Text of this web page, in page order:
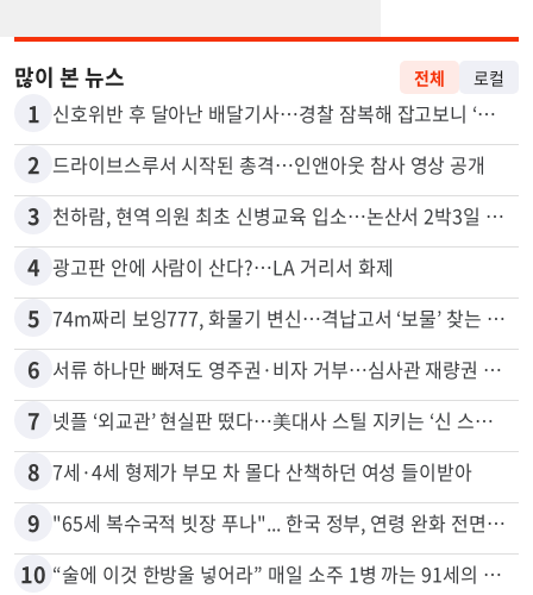
많이 본 뉴스 전체 로컬
1 신호위반 후 달아난 배달기사…경찰 잠복해 잡고보니 ‘반전’
2 드라이브스루서 시작된 총격…인앤아웃 참사 영상 공개
3 천하람, 현역 의원 최초 신병교육 입소…논산서 2박3일 생활
4 광고판 안에 사람이 산다?…LA 거리서 화제
5 74m짜리 보잉777, 화물기 변신…격납고서 ‘보물’ 찾는 인천공항
6 서류 하나만 빠져도 영주권·비자 거부…심사관 재량권 대폭 확대
7 넷플 ‘외교관’ 현실판 떴다…美대사 스틸 지키는 ‘신 스틸러’
8 7세·4세 형제가 부모 차 몰다 산책하던 여성 들이받아
9 "65세 복수국적 빗장 푸나"... 한국 정부, 연령 완화 전면 추진
10 “술에 이것 한방울 넣어라” 매일 소주 1병 까는 91세의 철칙